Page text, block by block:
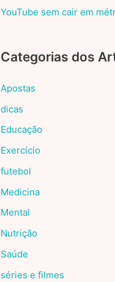
YouTube sem cair em
Categorias dos
Apostas
dicas
Educação
Exercício
futebol
Medicina
Mental
Nutrição
Saúde
séries e filmes